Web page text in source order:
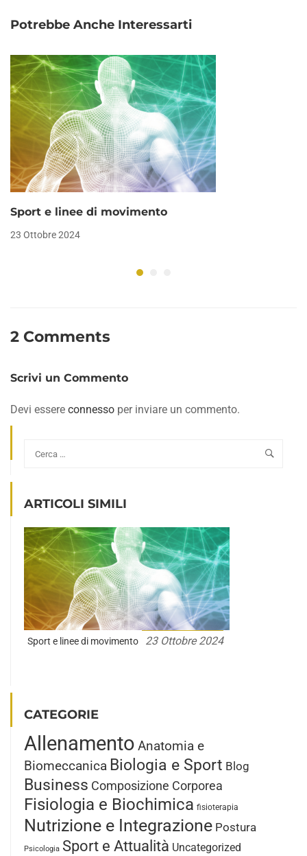
Potrebbe Anche Interessarti
Sport e linee di movimento
23 Ottobre 2024
2 Comments
Scrivi un Commento
Devi essere connesso per inviare un commento.
ARTICOLI SIMILI
Sport e linee di movimento 23 Ottobre 2024
CATEGORIE
Allenamento Anatomia e
Biomeccanica Biologia e Sport Blog
Business Composizione Corporea
Fisiologia e Biochimica fisioterapia
Nutrizione e Integrazione Postura
Psicologia Sport e Attualità Uncategorized